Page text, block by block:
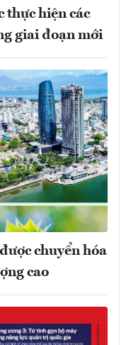
thực hiện các
giai đoạn mới
chuyển hóa
cao